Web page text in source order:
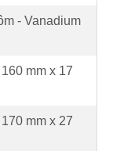
- Vanadium
160 mm x 17
mm x 27